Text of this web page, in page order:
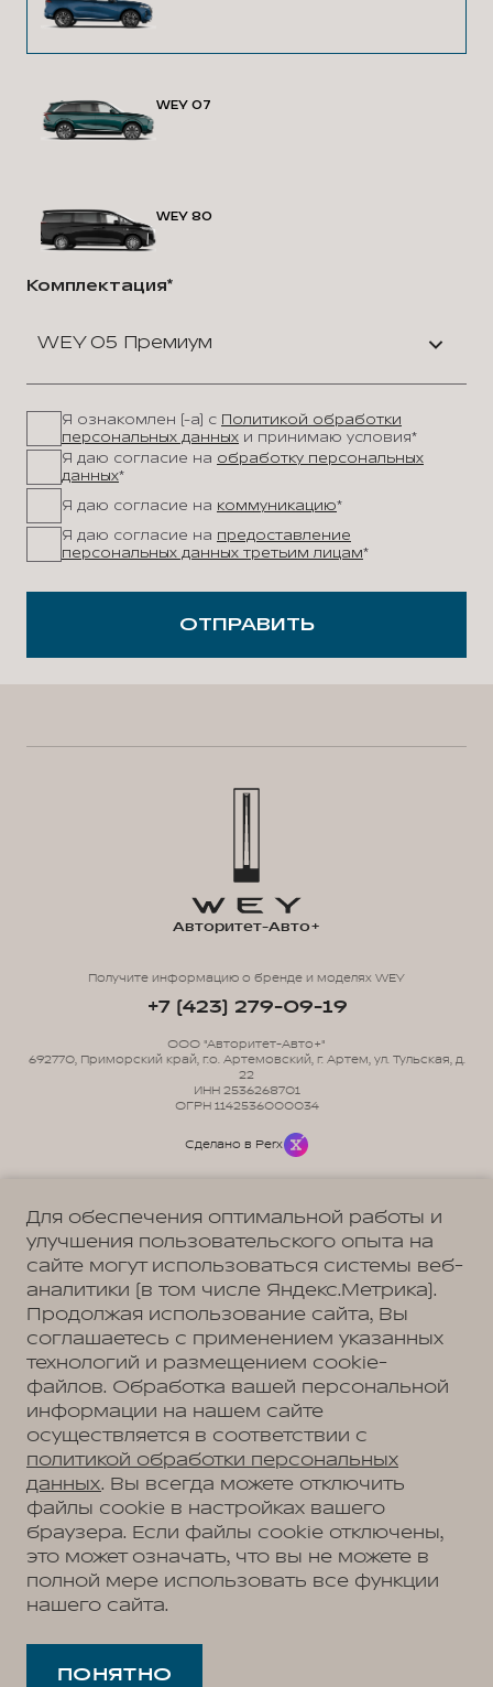
WEY 07
WEY 80
Комплектация*
WEY 05 Премиум
Я ознакомлен (-а) с Политикой обработки
персональных данных и принимаю условия*
Я даю согласие на обработку персональных
данных*
Я даю согласие на коммуникацию*
Я даю согласие на предоставление
персональных данных третьим лицам*
ОТПРАВИТЬ
Политика обработки персональных данных
Согласие на коммуникацию
Согласие на предоставление персональных данных третьим лицам
Согласие на обработку ПД
Авторитет-Авто+
Получите информацию о бренде и моделях WEY
+7 (423) 279-09-19
ООО "Авторитет-Авто+"
692770, Приморский край, г.о. Артемовский, г. Артем, ул. Тульская, д.
22
ИНН 2536268701
ОГРН 1142536000034
Сделано в Perx
Адрес
Владивосток, ул. Тульская, д. 22
Телефон
+7 (423) 279-09-19
АВТОМОБИЛИ В НАЛИЧИИ
МОДЕЛЬНЫЙ РЯД
WEY 05
WEY 80 Премиум
WEY 07
ВЛАДЕЛЬЦАМ
Сервис
О ДИЛЕРЕ
Для обеспечения оптимальной работы и
улучшения пользовательского опыта на
сайте могут использоваться системы веб-
аналитики (в том числе Яндекс.Метрика).
Продолжая использование сайта, Вы
соглашаетесь с применением указанных
технологий и размещением cookie-
файлов. Обработка вашей персональной
информации на нашем сайте
осуществляется в соответствии с
политикой обработки персональных
данных. Вы всегда можете отключить
файлы cookie в настройках вашего
браузера. Если файлы cookie отключены,
это может означать, что вы не можете в
полной мере использовать все функции
нашего сайта.
ПОНЯТНО